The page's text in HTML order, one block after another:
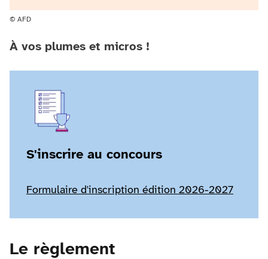
© AFD
À vos plumes et micros !
S'inscrire au concours
Formulaire d'inscription édition 2026-2027
Le règlement